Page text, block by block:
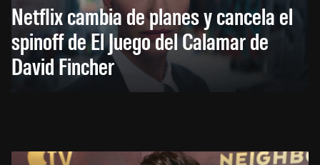
Netflix cambia de planes y cancela el
spinoff de El Juego del Calamar de
David Fincher